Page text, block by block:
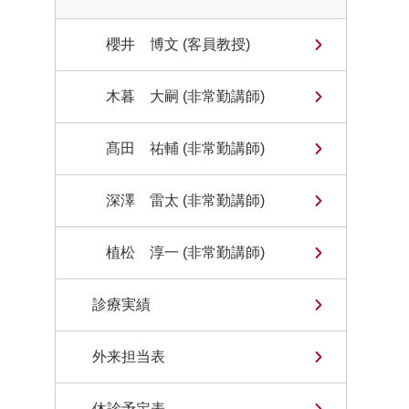
櫻井 博文 (客員教授)
木暮 大嗣 (非常勤講師)
髙田 祐輔 (非常勤講師)
深澤 雷太 (非常勤講師)
植松 淳一 (非常勤講師)
診療実績
外来担当表